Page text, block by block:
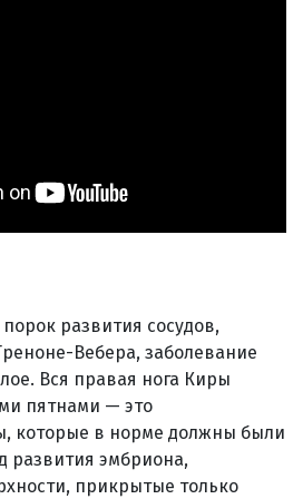
развития сосудов,
Вебера, заболевание
Вся правая нога Киры
пятнами — это
которые в норме должны были
развития эмбриона,
прикрытые только